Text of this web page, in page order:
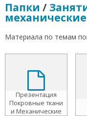
Папки /
Материала по темам
Презентация
Покровные ткани
и Механические